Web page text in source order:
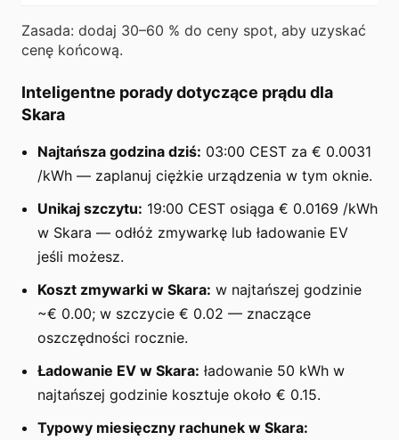
Zasada: dodaj 30–60 % do ceny spot, aby uzyskać
cenę końcową.
Inteligentne porady dotyczące prądu dla
Skara
Najtańsza godzina dziś: 03:00 CEST za € 0.0031
/kWh — zaplanuj ciężkie urządzenia w tym oknie.
Unikaj szczytu: 19:00 CEST osiąga € 0.0169 /kWh
w Skara — odłóż zmywarkę lub ładowanie EV
jeśli możesz.
Koszt zmywarki w Skara: w najtańszej godzinie
~€ 0.00; w szczycie € 0.02 — znaczące
oszczędności rocznie.
Ładowanie EV w Skara: ładowanie 50 kWh w
najtańszej godzinie kosztuje około € 0.15.
Typowy miesięczny rachunek w Skara: